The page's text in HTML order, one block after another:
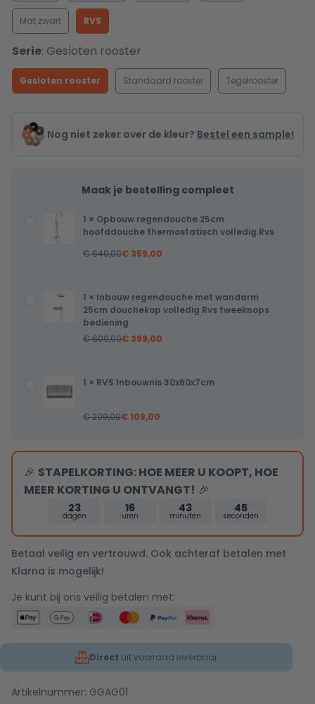
Mat zwart RVS
Serie: Gesloten rooster
Gesloten rooster Standaard rooster Tegelrooster
Nog niet zeker over de kleur? Bestel een sample!
Maak je bestelling compleet
Opbouw
regendouche
thermostatisch
volledig
1 × Opbouw regendouche 25cm
hoofddouche thermostatisch volledig Rvs
€649,00€ 359,00
Inbouw
regendouche
douchekop
1 × Inbouw regendouche met wandarm
25cm douchekop volledig Rvs tweeknops
bediening
€609,00€ 399,00
RVS
Inbouwnis
30x60x7cm
1 × RVS Inbouwnis 30x60x7cm
€209,00€ 109,00
🎉 STAPELKORTING: HOE MEER U KOOPT, HOE
MEER KORTING U ONTVANGT! 🎉
23
dagen
16
uren
43
minuten
44
seconden
Betaal veilig en vertrouwd. Ook achteraf betalen met
Klarna is mogelijk!
Je kunt bij ons veilig betalen met:
Direct uit voorraad leverbaar
Artikelnummer: GGAG01